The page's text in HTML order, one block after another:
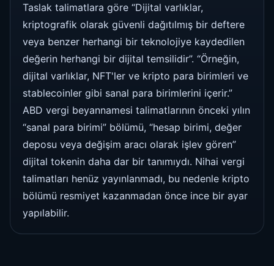
Taslak talimatlara göre “Dijital varlıklar,
kriptografik olarak güvenli dağıtılmış bir deftere
veya benzer herhangi bir teknolojiye kaydedilen
değerin herhangi bir dijital temsilidir”. “Örneğin,
dijital varlıklar, NFT'ler ve kripto para birimleri ve
stablecoinler gibi sanal para birimlerini içerir.”
ABD vergi beyannamesi talimatlarının önceki yılın
“sanal para birimi” bölümü, “hesap birimi, değer
deposu veya değişim aracı olarak işlev gören”
dijital tokenin daha dar bir tanımıydı. Nihai vergi
talimatları henüz yayınlanmadı, bu nedenle kripto
bölümü resmiyet kazanmadan önce ince bir ayar
yapılabilir.